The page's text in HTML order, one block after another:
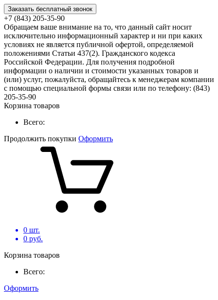
Заказать бесплатный звонок
+7 (843) 205-35-90
Обращаем ваше внимание на то, что данный сайт носит
исключительно информационный характер и ни при каких
условиях не является публичной офертой, определяемой
положениями Статьи 437(2). Гражданского кодекса
Российской Федерации. Для получения подробной
информации о наличии и стоимости указанных товаров и
(или) услуг, пожалуйста, обращайтесь к менеджерам компании
с помощью специальной формы связи или по телефону: (843)
205-35-90
Корзина товаров
Всего:
Продолжить покупки Оформить
0 шт.
0 руб.
Корзина товаров
Всего:
Оформить